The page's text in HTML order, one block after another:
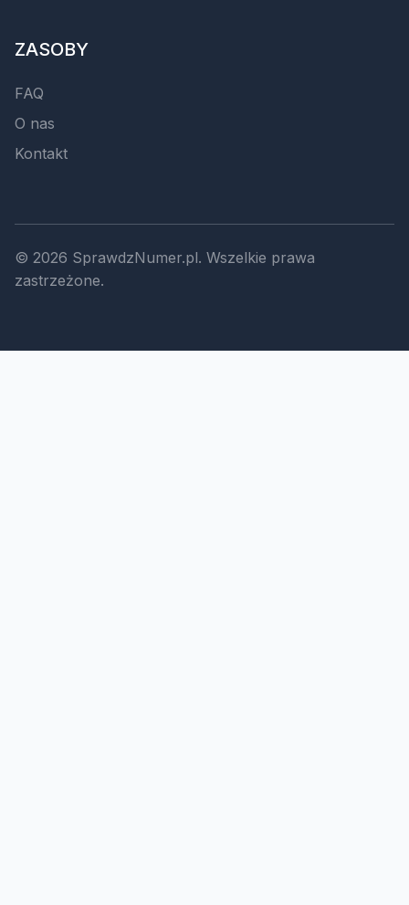
ZASOBY
FAQ
O nas
Kontakt
© 2026 SprawdzNumer.pl. Wszelkie prawa
zastrzeżone.